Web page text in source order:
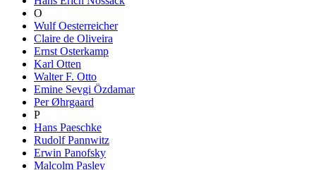
O
Wulf Oesterreicher
Claire de Oliveira
Ernst Osterkamp
Karl Otten
Walter F. Otto
Emine Sevgi Özdamar
Per Øhrgaard
P
Hans Paeschke
Rudolf Pannwitz
Erwin Panofsky
Malcolm Pasley